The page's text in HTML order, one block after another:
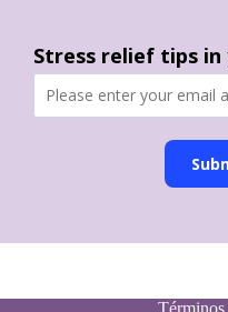
Stress relief tips in